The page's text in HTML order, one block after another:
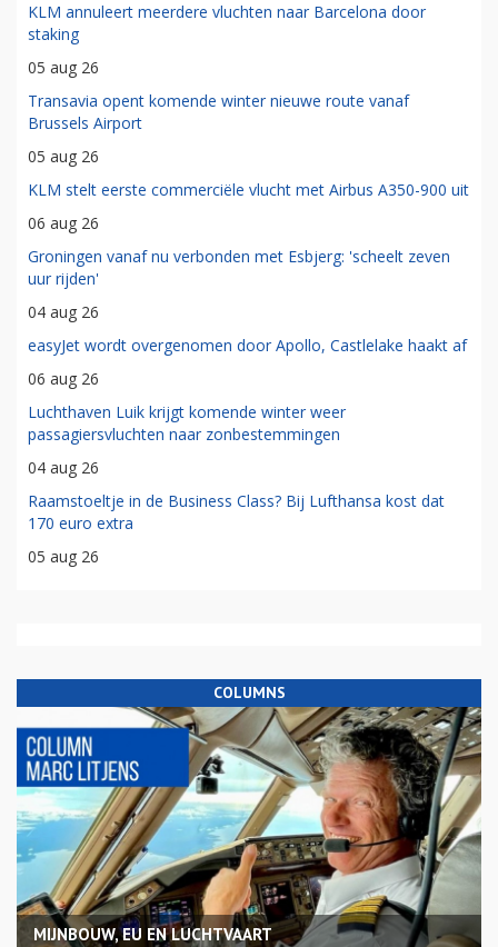
KLM annuleert meerdere vluchten naar Barcelona door
staking
05 aug 26
Transavia opent komende winter nieuwe route vanaf
Brussels Airport
05 aug 26
KLM stelt eerste commerciële vlucht met Airbus A350-900 uit
06 aug 26
Groningen vanaf nu verbonden met Esbjerg: 'scheelt zeven
uur rijden'
04 aug 26
easyJet wordt overgenomen door Apollo, Castlelake haakt af
06 aug 26
Luchthaven Luik krijgt komende winter weer
passagiersvluchten naar zonbestemmingen
04 aug 26
Raamstoeltje in de Business Class? Bij Lufthansa kost dat
170 euro extra
05 aug 26
COLUMNS
MIJNBOUW, EU EN LUCHTVAART